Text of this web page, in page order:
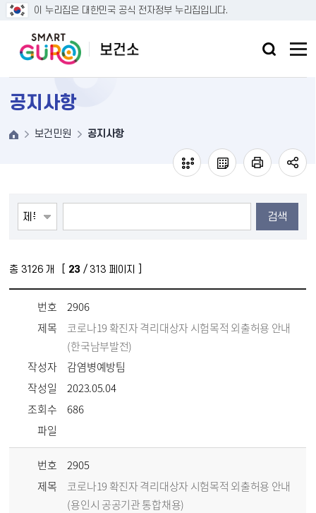
이 누리집은 대한민국 공식 전자정부 누리집입니다.
본문 바로가기
공지사항
보건민원 공지사항
검색
총 3126개 [ 23/ 313 페이지 ]
번호
2906
제목
코로나19 확진자 격리대상자 시험목적 외출허용 안내
(한국남부발전)
작성자
감염병예방팀
작성일
2023.05.04
조회수
686
파일
번호
2905
제목
코로나19 확진자 격리대상자 시험목적 외출허용 안내
(용인시 공공기관 통합채용)